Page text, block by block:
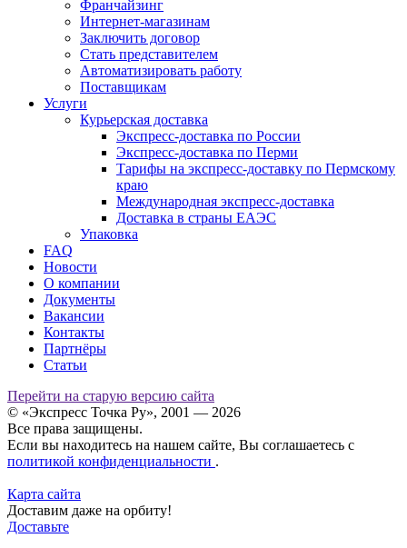
Франчайзинг
Интернет-магазинам
Заключить договор
Стать представителем
Автоматизировать работу
Поставщикам
Услуги
Курьерская доставка
Экспресс-доставка по России
Экспресс-доставка по Перми
Тарифы на экспресс-доставку по Пермскому
краю
Международная экспресс-доставка
Доставка в страны ЕАЭС
Упаковка
FAQ
Новости
О компании
Документы
Вакансии
Контакты
Партнёры
Статьи
Перейти на старую версию сайта
© «Экспресс Точка Ру», 2001 — 2026
Все права защищены.
Если вы находитесь на нашем сайте, Вы соглашаетесь с
политикой конфиденциальности .
Карта сайта
Доставим даже на орбиту!
Доставьте